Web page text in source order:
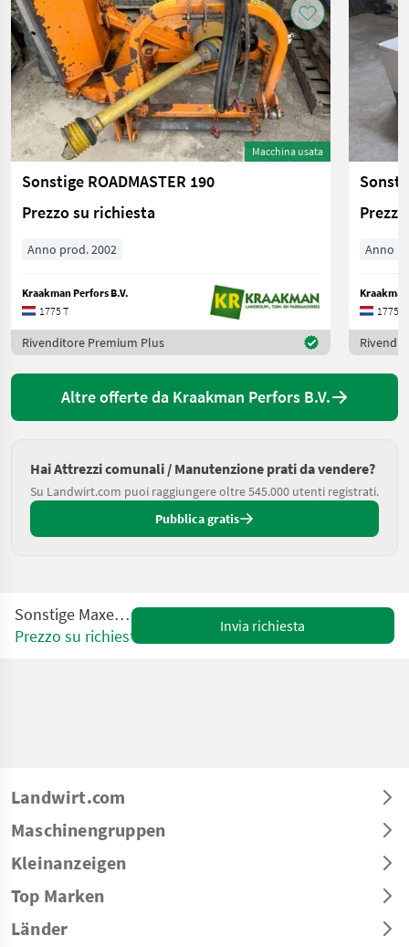
Macchina usata
Sonstige ROADMASTER 190
Prezzo su richiesta
Anno prod. 2002
Kraakman Perfors B.V.
1775 T
Rivenditore Premium Plus
Anno
1775 T
Altre offerte da Kraakman Perfors B.V.
Hai Attrezzi comunali / Manutenzione prati da vendere?
Su Landwirt.com puoi raggiungere oltre 545.000 utenti registrati.
Pubblica gratis
Sonstige Maxer TPK200M
Prezzo su richiesta
Invia richiesta
Landwirt.com
Maschinengruppen
Kleinanzeigen
Top Marken
Länder